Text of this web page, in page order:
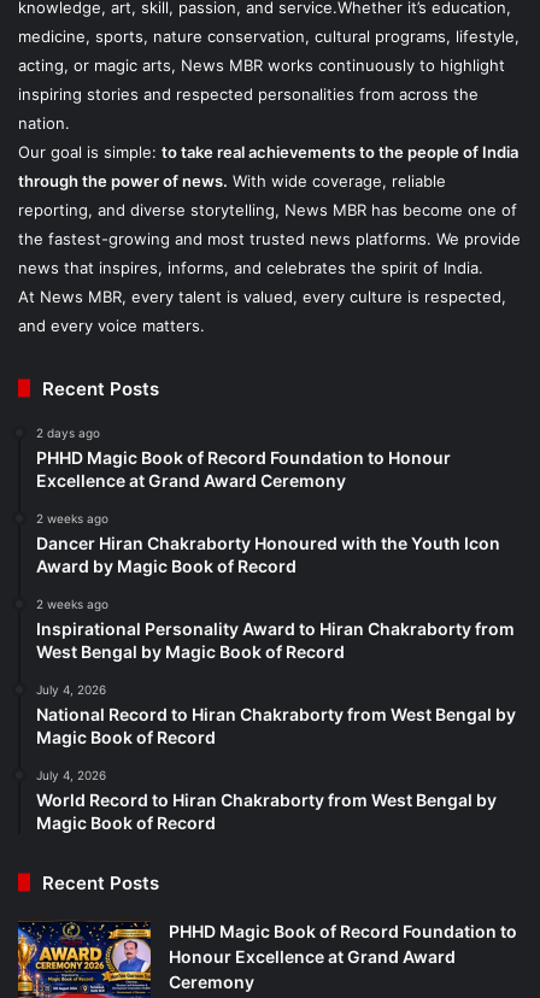
knowledge, art, skill, passion, and service.Whether it’s education,
medicine, sports, nature conservation, cultural programs, lifestyle,
acting, or magic arts, News MBR works continuously to highlight
inspiring stories and respected personalities from across the
nation.
Our goal is simple: to take real achievements to the people of India
through the power of news. With wide coverage, reliable
reporting, and diverse storytelling, News MBR has become one of
the fastest-growing and most trusted news platforms. We provide
news that inspires, informs, and celebrates the spirit of India.
At News MBR, every talent is valued, every culture is respected,
and every voice matters.
Recent Posts
2 days ago
PHHD Magic Book of Record Foundation to Honour
Excellence at Grand Award Ceremony
2 weeks ago
Dancer Hiran Chakraborty Honoured with the Youth Icon
Award by Magic Book of Record
2 weeks ago
Inspirational Personality Award to Hiran Chakraborty from
West Bengal by Magic Book of Record
July 4, 2026
National Record to Hiran Chakraborty from West Bengal by
Magic Book of Record
July 4, 2026
World Record to Hiran Chakraborty from West Bengal by
Magic Book of Record
Recent Posts
PHHD Magic Book of Record Foundation to
Honour Excellence at Grand Award
Ceremony